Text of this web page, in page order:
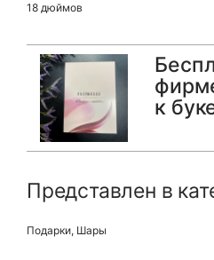
18 дюймов
к
Представлен в
Подарки, Шары